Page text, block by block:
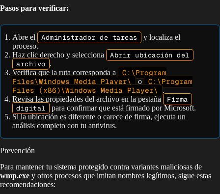
Pasos para verificar:
Abre el Administrador de tareas
y localiza el
proceso.
Haz clic derecho y selecciona
Abrir ubicación del
archivo .
Verifica que la ruta corresponda a
C:\Program
Files\Windows Media Player\
o
C:\Program
Files (x86)\Windows Media Player\
.
Revisa las propiedades del archivo en la pestaña
Firma
digital
para confirmar que está firmado por Microsoft.
Si la ubicación es diferente o carece de firma, ejecuta un
análisis completo con tu antivirus.
Prevención
Para mantener tu sistema protegido contra variantes maliciosas de
wmp.exe y otros procesos que imitan nombres legítimos, sigue estas
recomendaciones: